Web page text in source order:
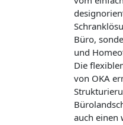
Büro,
und
Die
von OKA
auch einen